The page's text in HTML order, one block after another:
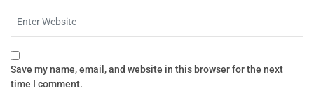
Save my name, email, and website in this browser for the next
time I comment.